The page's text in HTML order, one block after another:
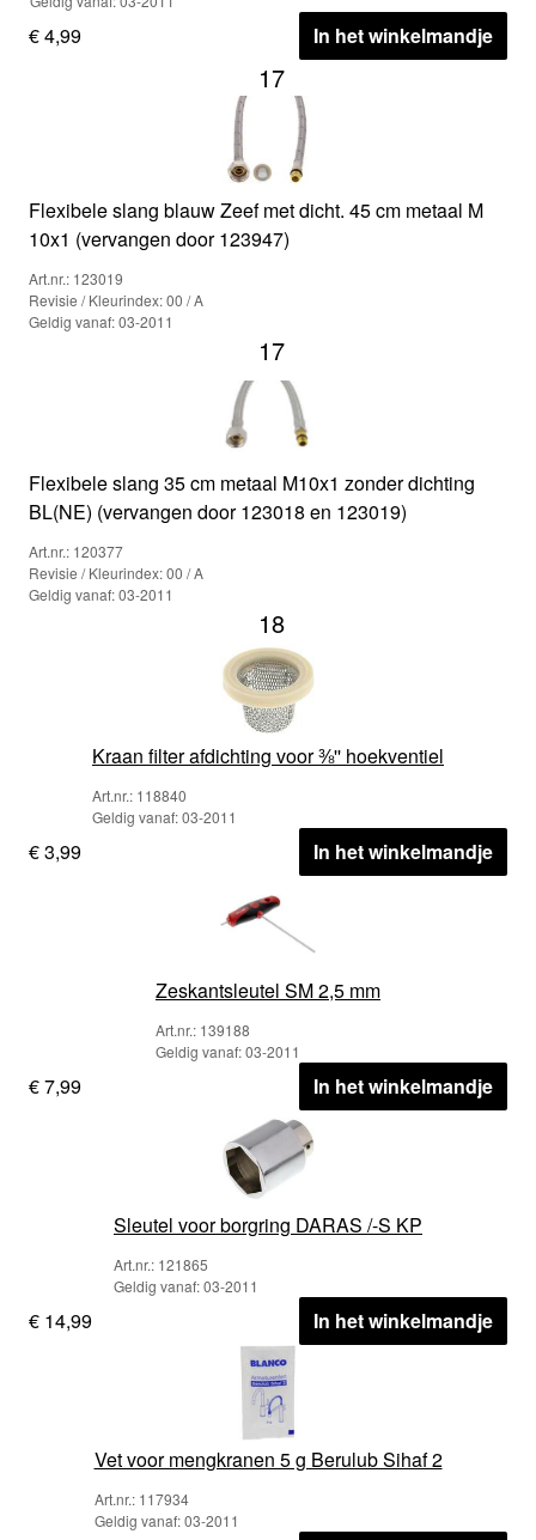
€ 4,99 In het winkelmandje
17
Flexibele slang blauw Zeef met dicht. 45 cm metaal M
10x1 (vervangen door 123947)
Art.nr.: 123019
Revisie / Kleurindex: 00 / A
Geldig vanaf: 03-2011
17
Flexibele slang 35 cm metaal M10x1 zonder dichting
BL(NE) (vervangen door 123018 en 123019)
Art.nr.: 120377
Revisie / Kleurindex: 00 / A
Geldig vanaf: 03-2011
18
Kraan filter afdichting voor ⅜'' hoekventiel
Art.nr.: 118840
Geldig vanaf: 03-2011
€ 3,99 In het winkelmandje
Zeskantsleutel SM 2,5 mm
Art.nr.: 139188
Geldig vanaf: 03-2011
€ 7,99 In het winkelmandje
Sleutel voor borgring DARAS /-S KP
Art.nr.: 121865
Geldig vanaf: 03-2011
€ 14,99 In het winkelmandje
Vet voor mengkranen 5 g Berulub Sihaf 2
Art.nr.: 117934
Geldig vanaf: 03-2011